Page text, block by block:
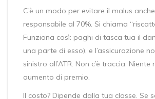
C’è un modo per evitare il malus
responsabile al 70%. Si chiama
Funziona così: paghi di tasca tua il
una parte di esso), e l’assicurazione
sinistro all’ATR. Non c’è traccia. Niente
aumento di premio.
Il costo? Dipende dalla tua classe. Se